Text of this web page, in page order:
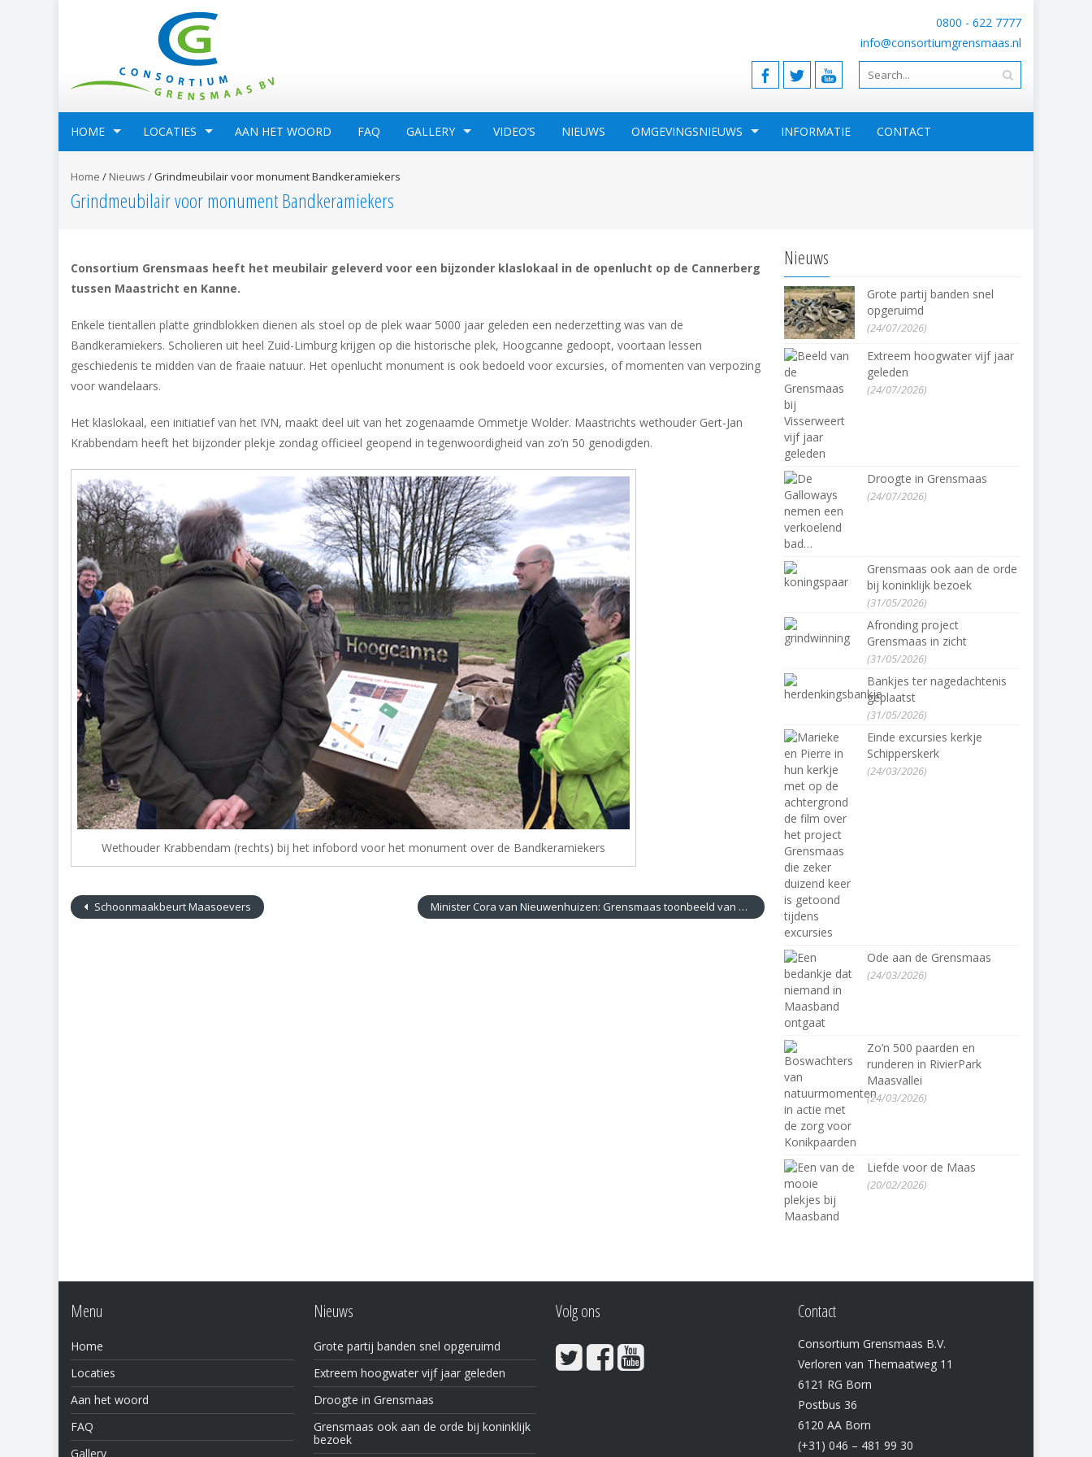
0800 - 622 7777
info@consortiumgrensmaas.nl
HOME LOCATIES AAN HET WOORD FAQ GALLERY VIDEO’S NIEUWS OMGEVINGSNIEUWS INFORMATIE CONTACT
Home / Nieuws / Grindmeubilair voor monument Bandkeramiekers
Grindmeubilair voor monument Bandkeramiekers
Consortium Grensmaas heeft het meubilair geleverd voor een bijzonder klaslokaal in de openlucht op de Cannerberg
tussen Maastricht en Kanne.
Enkele tientallen platte grindblokken dienen als stoel op de plek waar 5000 jaar geleden een nederzetting was van de
Bandkeramiekers. Scholieren uit heel Zuid-Limburg krijgen op die historische plek, Hoogcanne gedoopt, voortaan lessen
geschiedenis te midden van de fraaie natuur. Het openlucht monument is ook bedoeld voor excursies, of momenten van verpozing
voor wandelaars.
Het klaslokaal, een initiatief van het IVN, maakt deel uit van het zogenaamde Ommetje Wolder. Maastrichts wethouder Gert-Jan
Krabbendam heeft het bijzonder plekje zondag officieel geopend in tegenwoordigheid van zo’n 50 genodigden.
Wethouder Krabbendam (rechts) bij het infobord voor het monument over de Bandkeramiekers
Schoonmaakbeurt Maasoevers Minister Cora van Nieuwenhuizen: Grensmaas toonbeeld van meerwaarde
Nieuws
Grote partij banden snel
opgeruimd
(24/07/2026)
Extreem hoogwater vijf jaar
geleden
(24/07/2026)
Droogte in Grensmaas
(24/07/2026)
Grensmaas ook aan de orde
bij koninklijk bezoek
(31/05/2026)
Afronding project
Grensmaas in zicht
(31/05/2026)
Bankjes ter nagedachtenis
geplaatst
(31/05/2026)
Einde excursies kerkje
Schipperskerk
(24/03/2026)
Ode aan de Grensmaas
(24/03/2026)
Zo’n 500 paarden en
runderen in RivierPark
Maasvallei
(24/03/2026)
Liefde voor de Maas
(20/02/2026)
Menu
Home
Locaties
Aan het woord
FAQ
Gallery
Nieuws
Grote partij banden snel opgeruimd
Extreem hoogwater vijf jaar geleden
Droogte in Grensmaas
Grensmaas ook aan de orde bij koninklijk
bezoek
Volg ons Contact
Consortium Grensmaas B.V.
Verloren van Themaatweg 11
6121 RG Born
Postbus 36
6120 AA Born
(+31) 046 – 481 99 30